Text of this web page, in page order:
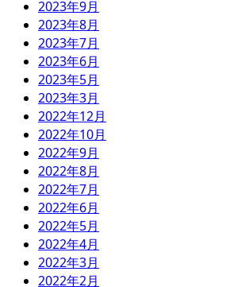
2023年9月
2023年8月
2023年7月
2023年6月
2023年5月
2023年3月
2022年12月
2022年10月
2022年9月
2022年8月
2022年7月
2022年6月
2022年5月
2022年4月
2022年3月
2022年2月